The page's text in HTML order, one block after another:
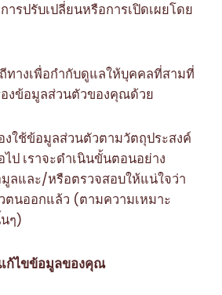
ารปรับเปลี่ยนหรือการเปิดเผยโดย
ทางเพื่อกำกับดูแลให้บุคคลที่สามที่
งข้อมูลส่วนตัวของคุณด้วย
งใช้ข้อมูลส่วนตัวตามวัตถุประสงค์
ป เราจะดำเนินขั้นตอนอย่าง
ลและ/หรือตรวจสอบให้แน่ใจว่า
นออกแล้ว (ตามความเหมาะ
ๆ)
ก้ไขข้อมูลของคุณ